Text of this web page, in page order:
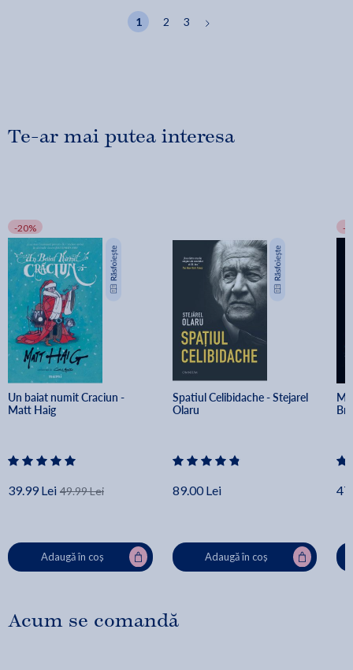
1 2 3
Te-ar mai putea interesa
-20%
Un baiat numit Craciun -
Matt Haig
39.99 Lei 49.99 Lei
Adaugă în coș
Spatiul Celibidache - Stejarel
Olaru
89.00 Lei
Adaugă în coș
-
Acum se comandă